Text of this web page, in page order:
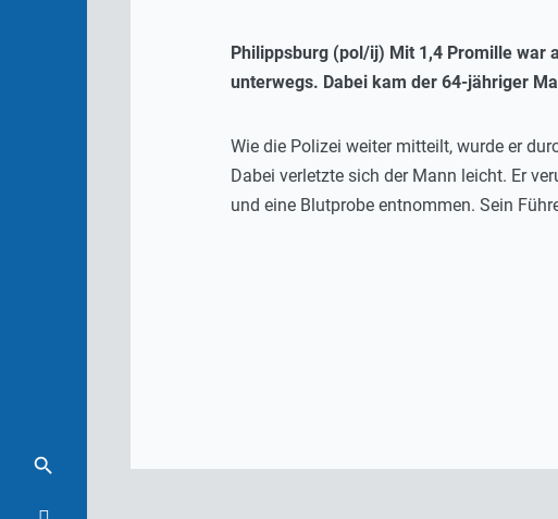
Philippsburg (pol/ij) Mit 1,4 Promille war
unterwegs. Dabei kam der 64-jähriger
Wie die Polizei weiter mitteilt, wurde er
Dabei verletzte sich der Mann leicht. Er
und eine Blutprobe entnommen. Sein